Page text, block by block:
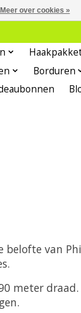
Borduren
van
meter
Meer over cookies »